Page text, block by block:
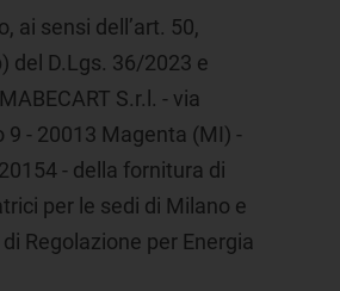
ai sensi dell’art. 50,
del D.Lgs. 36/2023 e
S.r.l. - via
- 20013 Magenta (MI) -
- della fornitura di
per le sedi di Milano e
Regolazione per Energia